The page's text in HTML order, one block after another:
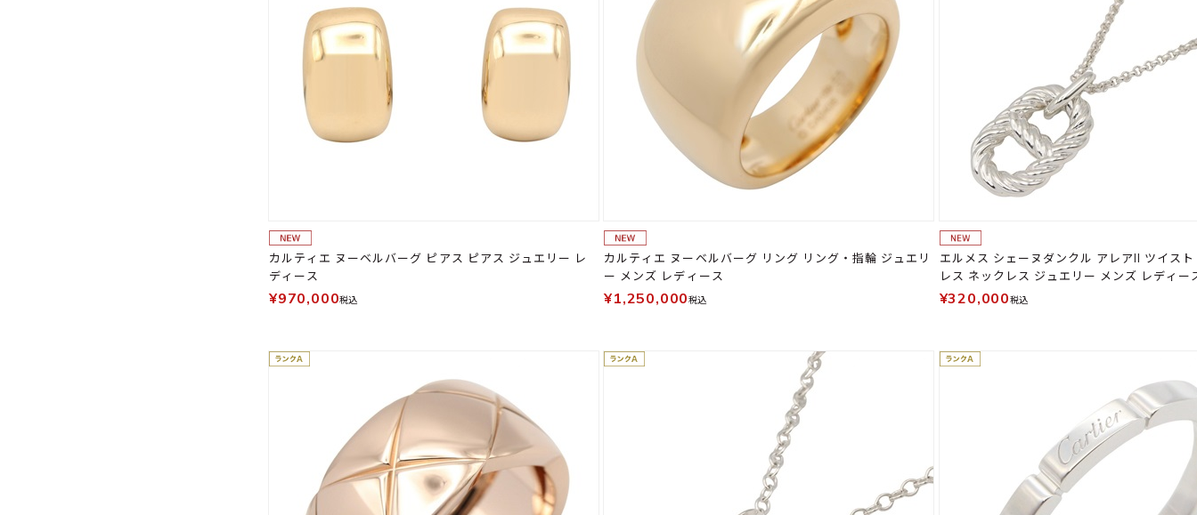
カルティエ ヌーベルバーグ ピアス ピアス ジュエリー レ
ディース
¥970,000税込
カルティエ ヌーベルバーグ リング リング・指輪 ジュエリ
ー メンズ レディース
¥1,250,000税込
エルメス シェーヌダンクル アレアII ツイス
レス ネックレス ジュエリー メンズ レディー
¥320,000税込